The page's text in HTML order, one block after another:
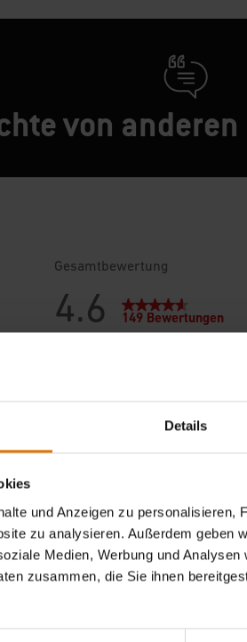
Details
und Anzeigen zu personalisieren,
zu analysieren. Außerdem geben
Medien, Werbung und
zusammen, die Sie ihnen
von